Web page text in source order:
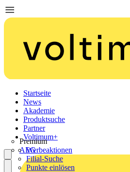
Startseite
News
Akademie
Produktsuche
Partner
Premium
AEG
Voltimum+
Werbeaktionen
Filial-Suche
Punkte einlösen